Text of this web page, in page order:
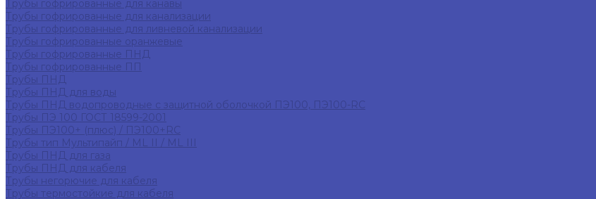
Трубы гофрированные для канавы
Трубы гофрированные для канализации
Трубы гофрированные для ливневой канализации
Трубы гофрированные оранжевые
Трубы гофрированные ПНД
Трубы гофрированные ПП
Трубы ПНД
Трубы ПНД для воды
Трубы ПНД водопроводные с защитной оболочкой ПЭ100, ПЭ100-RC
Трубы ПЭ 100 ГОСТ 18599-2001
Трубы ПЭ100+ (плюс) / ПЭ100+RC
Трубы тип Мультипайп / ML II / ML III
Трубы ПНД для газа
Трубы ПНД для кабеля
Трубы негорючие для кабеля
Трубы термостойкие для кабеля